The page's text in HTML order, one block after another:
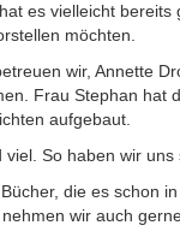
es vielleicht
möchten.
wir, Annette
Frau Stephan hat
aufgebaut.
So haben wir
die es schon
wir auch